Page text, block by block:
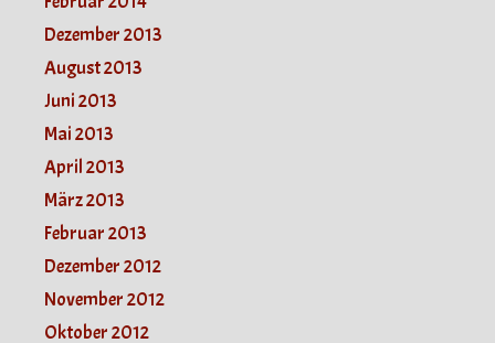
Dezember 2013
August 2013
Juni 2013
Mai 2013
April 2013
März 2013
Februar 2013
Dezember 2012
November 2012
Oktober 2012